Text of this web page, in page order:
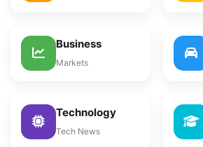
Business
Markets
Technology
Tech News